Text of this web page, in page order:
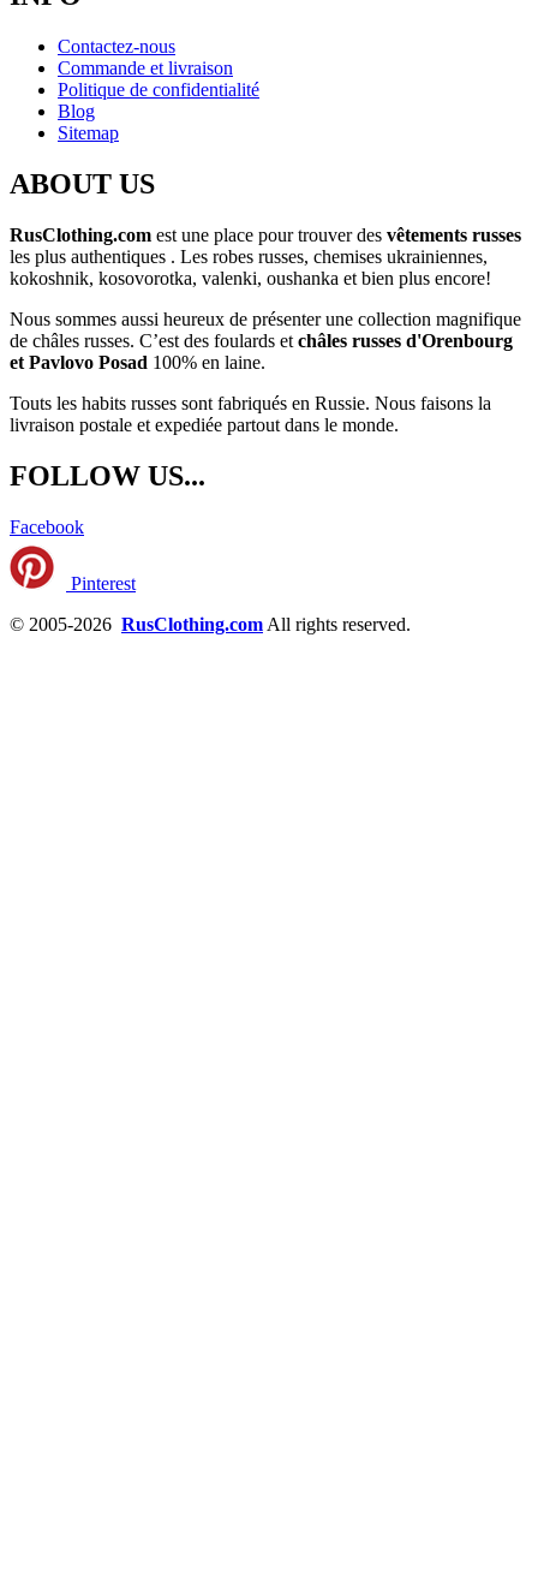
Contactez-nous
Commande et livraison
Politique de confidentialité
Blog
Sitemap
ABOUT US
RusClothing.com est une place pour trouver des vêtements russes
les plus authentiques . Les robes russes, chemises ukrainiennes,
kokoshnik, kosovorotka, valenki, oushanka et bien plus encore!
Nous sommes aussi heureux de présenter une collection magnifique
de châles russes. C’est des foulards et châles russes d'Orenbourg
et Pavlovo Posad 100% en laine.
Touts les habits russes sont fabriqués en Russie. Nous faisons la
livraison postale et expediée partout dans le monde.
FOLLOW US...
Facebook
Pinterest
© 2005-2026 RusClothing.com All rights reserved.